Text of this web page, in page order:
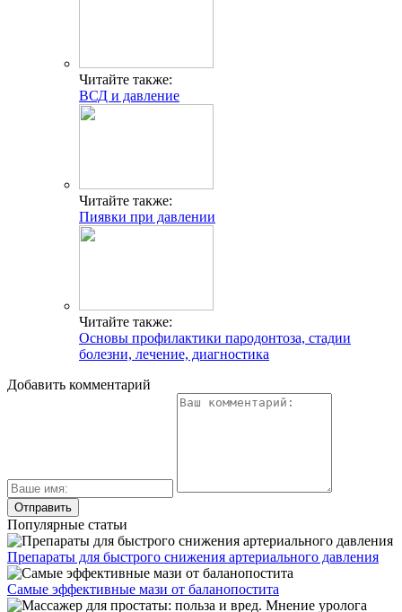
Читайте также:
ВСД и давление
Читайте также:
Пиявки при давлении
Читайте также:
Основы профилактики пародонтоза, стадии
болезни, лечение, диагностика
Добавить комментарий
Популярные статьи
Препараты для быстрого снижения артериального давления
Самые эффективные мази от баланопостита